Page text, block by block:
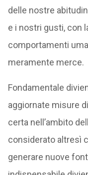
delle nostre
e i nostri gusti, con
comportamenti
meramente merce.
Fondamentale
aggiornate misure
certa nell’ambito
considerato altresì
generare nuove